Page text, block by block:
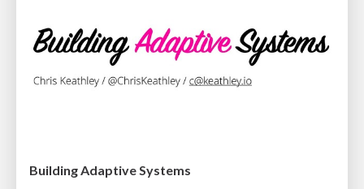
Building Adaptive Systems